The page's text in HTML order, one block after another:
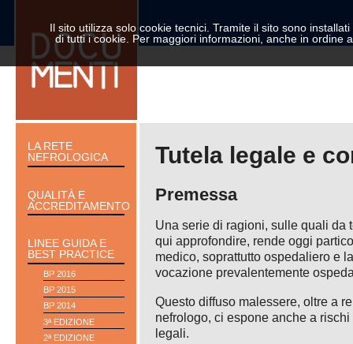
LA RETE
NEFROLOGICA
QUALITÀ E
ACCREDITAMENTO
LINEE GUIDA E
BEST PRACTICE
BP 2016
BP 2015
BP 2014
3ª EDIZIONE
2ª EDIZIONE
Tutela legale e
Premessa
Una serie di ragioni, sulle quali da
qui approfondire, rende oggi
medico, soprattutto ospedaliero e
vocazione prevalentemente
Questo diffuso malessere, oltre a
nefrologo, ci espone anche a
legali.
Il sito utilizza solo cookie tecnici. Tramite il sito sono
di tutti i cookie. Per maggiori informazioni, anche in ordine